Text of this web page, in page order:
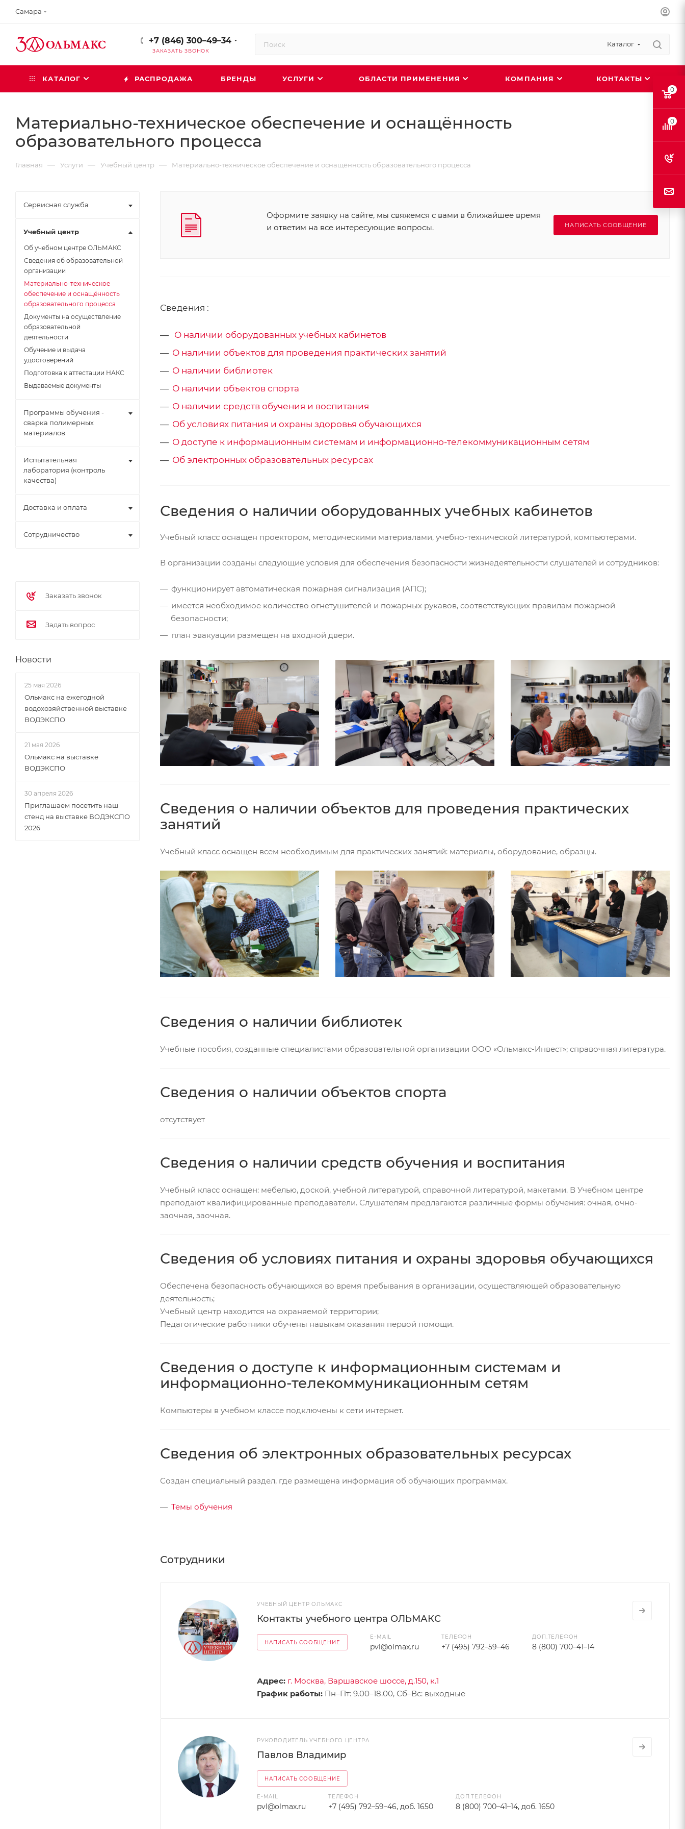
Самара
+7 (846) 300–49–34
ЗАКАЗАТЬ ЗВОНОК
Каталог
КАТАЛОГ РАСПРОДАЖА БРЕНДЫ УСЛУГИ ОБЛАСТИ ПРИМЕНЕНИЯ КОМПАНИЯ КОНТАКТЫ
Материально-техническое обеспечение и оснащённость
образовательного процесса
Главная — Услуги — Учебный центр — Материально-техническое обеспечение и оснащённость образовательного процесса
Оформите заявку на сайте, мы свяжемся с вами в ближайшее время
и ответим на все интересующие вопросы.
НАПИСАТЬ СООБЩЕНИЕ
Сведения :
О наличии оборудованных учебных кабинетов
О наличии объектов для проведения практических занятий
О наличии библиотек
О наличии объектов спорта
О наличии средств обучения и воспитания
Об условиях питания и охраны здоровья обучающихся
О доступе к информационным системам и информационно-телекоммуникационным сетям
Об электронных образовательных ресурсах
Сведения о наличии оборудованных учебных кабинетов
Учебный класс оснащен проектором, методическими материалами, учебно-технической литературой, компьютерами.
В организации созданы следующие условия для обеспечения безопасности жизнедеятельности слушателей и сотрудников:
функционирует автоматическая пожарная сигнализация (АПС);
имеется необходимое количество огнетушителей и пожарных рукавов, соответствующих правилам пожарной
безопасности;
план эвакуации размещен на входной двери.
Сведения о наличии объектов для проведения практических
занятий
Учебный класс оснащен всем необходимым для практических занятий: материалы, оборудование, образцы.
Сведения о наличии библиотек
Учебные пособия, созданные специалистами образовательной организации ООО «Ольмакс-Инвест»; справочная литература.
Сведения о наличии объектов спорта
отсутствует
Сведения о наличии средств обучения и воспитания
Учебный класс оснащен: мебелью, доской, учебной литературой, справочной литературой, макетами. В Учебном центре
преподают квалифицированные преподаватели. Слушателям предлагаются различные формы обучения: очная, очно-
заочная, заочная.
Сведения об условиях питания и охраны здоровья обучающихся
Обеспечена безопасность обучающихся во время пребывания в организации, осуществляющей образовательную
деятельность;
Учебный центр находится на охраняемой территории;
Педагогические работники обучены навыкам оказания первой помощи.
Сведения о доступе к информационным системам и
информационно-телекоммуникационным сетям
Компьютеры в учебном классе подключены к сети интернет.
Сведения об электронных образовательных ресурсах
Создан специальный раздел, где размещена информация об обучающих программах.
Темы обучения
Сотрудники
УЧЕБНЫЙ ЦЕНТР ОЛЬМАКС
Контакты учебного центра ОЛЬМАКС
НАПИСАТЬ СООБЩЕНИЕ
E-MAIL
pvl@olmax.ru
ТЕЛЕФОН
+7 (495) 792–59–46
ДОП.ТЕЛЕФОН
8 (800) 700–41–14
Адрес: г. Москва, Варшавское шоссе, д.150, к.1
График работы: Пн–Пт: 9.00–18.00, Сб–Вс: выходные
РУКОВОДИТЕЛЬ УЧЕБНОГО ЦЕНТРА
Павлов Владимир
НАПИСАТЬ СООБЩЕНИЕ
E-MAIL
pvl@olmax.ru
ТЕЛЕФОН
+7 (495) 792–59–46, доб. 1650
ДОП.ТЕЛЕФОН
8 (800) 700–41–14, доб. 1650
Сервисная служба
Учебный центр
Об учебном центре ОЛЬМАКС
Сведения об образовательной
организации
Материально-техническое
обеспечение и оснащённость
образовательного процесса
Документы на осуществление
образовательной
деятельности
Обучение и выдача
удостоверений
Подготовка к аттестации НАКС
Выдаваемые документы
Программы обучения -
сварка полимерных
материалов
Испытательная
лаборатория (контроль
качества)
Доставка и оплата
Сотрудничество
Заказать звонок
Задать вопрос
Новости
25 мая 2026
Ольмакс на ежегодной
водохозяйственной выставке
ВОДЭКСПО
21 мая 2026
Ольмакс на выставке
ВОДЭКСПО
30 апреля 2026
Приглашаем посетить наш
стенд на выставке ВОДЭКСПО
2026
0
0